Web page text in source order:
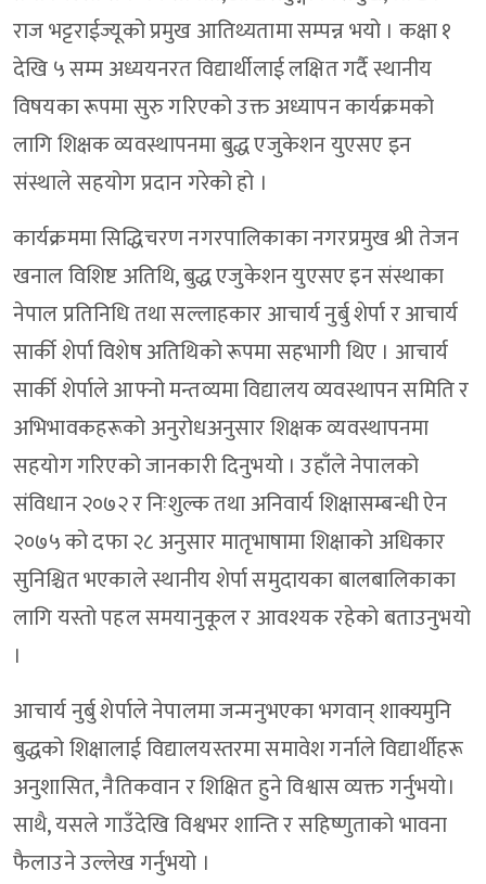
राज भट्टराईज्यूको प्रमुख आतिथ्यतामा सम्पन्न भयो । कक्षा १
देखि ५ सम्म अध्ययनरत विद्यार्थीलाई लक्षित गर्दै स्थानीय
विषयका रूपमा सुरु गरिएको उक्त अध्यापन कार्यक्रमको
लागि शिक्षक व्यवस्थापनमा बुद्ध एजुकेशन युएसए इन
संस्थाले सहयोग प्रदान गरेको हो ।
कार्यक्रममा सिद्धिचरण नगरपालिकाका नगरप्रमुख श्री तेजन
खनाल विशिष्ट अतिथि, बुद्ध एजुकेशन युएसए इन संस्थाका
नेपाल प्रतिनिधि तथा सल्लाहकार आचार्य नुर्बु शेर्पा र आचार्य
सार्की शेर्पा विशेष अतिथिको रूपमा सहभागी थिए । आचार्य
सार्की शेर्पाले आफ्नो मन्तव्यमा विद्यालय व्यवस्थापन समिति र
अभिभावकहरूको अनुरोधअनुसार शिक्षक व्यवस्थापनमा
सहयोग गरिएको जानकारी दिनुभयो । उहाँले नेपालको
संविधान २०७२ र निःशुल्क तथा अनिवार्य शिक्षासम्बन्धी ऐन
२०७५ को दफा २८ अनुसार मातृभाषामा शिक्षाको अधिकार
सुनिश्चित भएकाले स्थानीय शेर्पा समुदायका बालबालिकाका
लागि यस्तो पहल समयानुकूल र आवश्यक रहेको बताउनुभयो
।
आचार्य नुर्बु शेर्पाले नेपालमा जन्मनुभएका भगवान् शाक्यमुनि
बुद्धको शिक्षालाई विद्यालयस्तरमा समावेश गर्नाले विद्यार्थीहरू
अनुशासित, नैतिकवान र शिक्षित हुने विश्वास व्यक्त गर्नुभयो।
साथै, यसले गाउँदेखि विश्वभर शान्ति र सहिष्णुताको भावना
फैलाउने उल्लेख गर्नुभयो ।